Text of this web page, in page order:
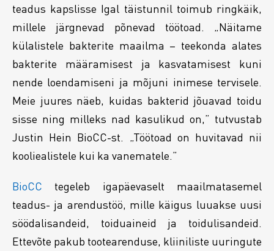
teadus kapslisse Igal täistunnil toimub ringkäik,
millele järgnevad põnevad töötoad. „Näitame
külalistele bakterite maailma – teekonda alates
bakterite määramisest ja kasvatamisest kuni
nende loendamiseni ja mõjuni inimese tervisele.
Meie juures näeb, kuidas bakterid jõuavad toidu
sisse ning milleks nad kasulikud on,” tutvustab
Justin Hein BioCC-st. „Töötoad on huvitavad nii
kooliealistele kui ka vanematele.”
BioCC tegeleb igapäevaselt maailmatasemel
teadus- ja arendustöö, mille käigus luuakse uusi
söödalisandeid, toiduaineid ja toidulisandeid.
Ettevõte pakub tootearenduse, kliiniliste uuringute